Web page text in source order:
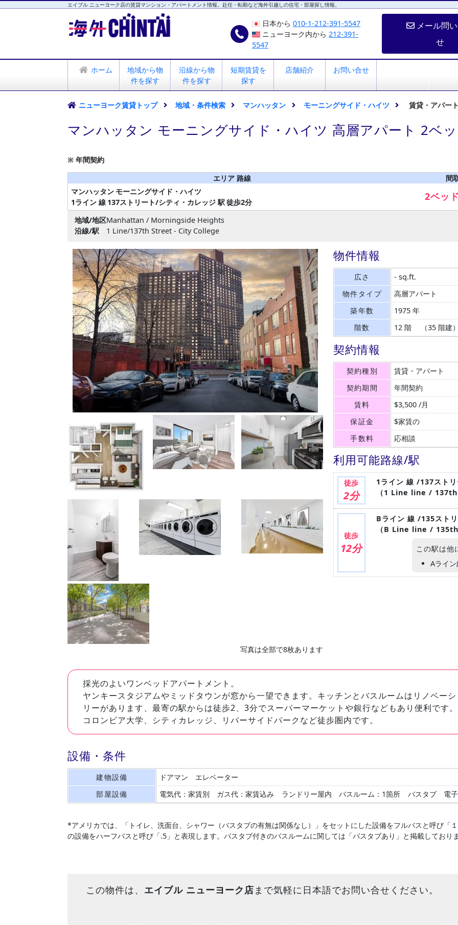
エイブル ニューヨーク店の賃貸マンション・アパートメント情報。赴任・転勤など海外引越しの住宅・部屋探し情報。
日本から010-1-212-391-5547
ニューヨーク内から 212-391-
5547
メール問
せ
ホーム
地域から物
件を探す
沿線から物
件を探す
短期賃貸を
探す
店舗紹介 お問い合せ
ニューヨーク賃貸トップ 地域・条件検索 マンハッタン モーニングサイド・ハイツ 賃貸・アパー
マンハッタン モーニングサイド・ハイツ 高層アパート 2ベ
※ 年間契約
エリア 路線
間
マンハッタン モーニングサイド・ハイツ
1ライン 線 137ストリート/シティ・カレッジ 駅徒歩2分 2ベッ
地域/地区Manhattan / Morningside Heights
沿線/駅
1 Line/137th Street - City College
写真は全部で8枚あります
物件情報
広さ
- sq.ft.
物件タイプ
高層アパート
築年数
1975 年
階数
12 階 （35 階建
契約情報
契約種別
賃貸・アパート
契約期間
年間契約
賃料
$3,500 /月
保証金
$家賃の
手数料
応相談
利用可能路線/駅
徒歩
2分
1ライン 線 /137スト
（1 Line line /
徒歩
12分
Bライン 線 /135スト
（B Line line /
この駅は他
Aライ
採光のよいワンベッドアパートメント。
ヤンキースタジアムやミッドタウンが窓から一望できます。キッチンとバスルームはリノベー
リーがあります、最寄の駅からは徒歩2、3分でスーパーマーケットや銀行などもあり便利です。
コロンビア大学、シティカレッジ、リバーサイドパークなど徒歩圏内です。
設備・条件
建物設備 ドアマン
エレベーター
部屋設備
電気代：家賃別 ガス代：家賃込み ランドリー屋内 バスルーム：1箇所 バスタブ 電
*アメリカでは、「トイレ、洗面台、シャワー（バスタブの有無は関係なし）」をセットにした設備をフルバスと呼び「
の設備をハーフバスと呼び「.5」と表現します。バスタブ付きのバスルームに関しては「バスタブあり」と掲載しており
この物件は、 エイブル ニューヨーク店 まで気軽に日本語でお問い合せください。